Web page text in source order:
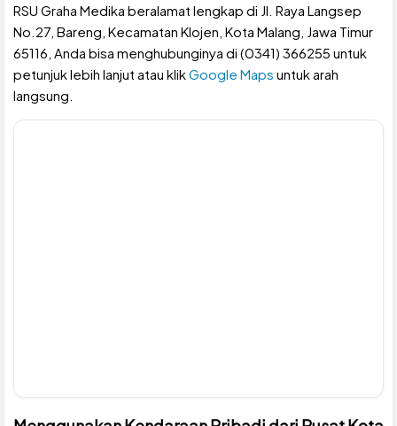
RSU Graha Medika beralamat lengkap di Jl. Raya Langsep
No.27, Bareng, Kecamatan Klojen, Kota Malang, Jawa Timur
65116, Anda bisa menghubunginya di (0341) 366255 untuk
petunjuk lebih lanjut atau klikGoogle Maps untuk arah
langsung.